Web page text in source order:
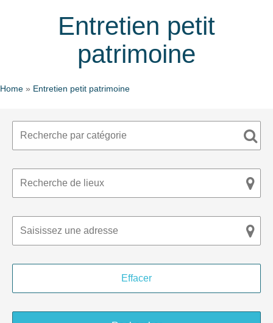
Entretien petit
patrimoine
Home » Entretien petit patrimoine